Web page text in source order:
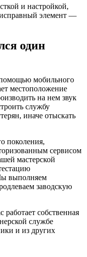
и настройкой,
элемент —
один
мобильного
местоположение
на нем звук
службу
иначе отыскать
поколения,
сервисом
мастерской
выполняем
заводскую
собственная
службе
и из других